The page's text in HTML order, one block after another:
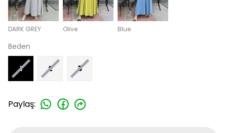
DARK GREY Olive Blue
Beden
1 2 3
Paylaş: